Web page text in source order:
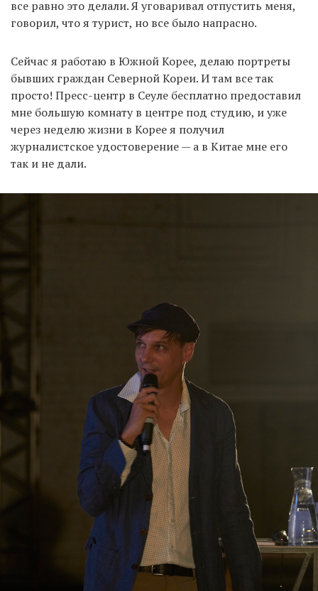
все равно это делали. Я уговаривал отпустить меня,
говорил, что я турист, но все было напрасно.
Сейчас я работаю в Южной Корее, делаю портреты
бывших граждан Северной Кореи. И там все так
просто! Пресс-центр в Сеуле бесплатно предоставил
мне большую комнату в центре под студию, и уже
через неделю жизни в Корее я получил
журналистское удостоверение — а в Китае мне его
так и не дали.